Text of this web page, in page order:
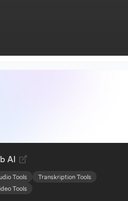
AI
Tools
Transkription Tools
Tools